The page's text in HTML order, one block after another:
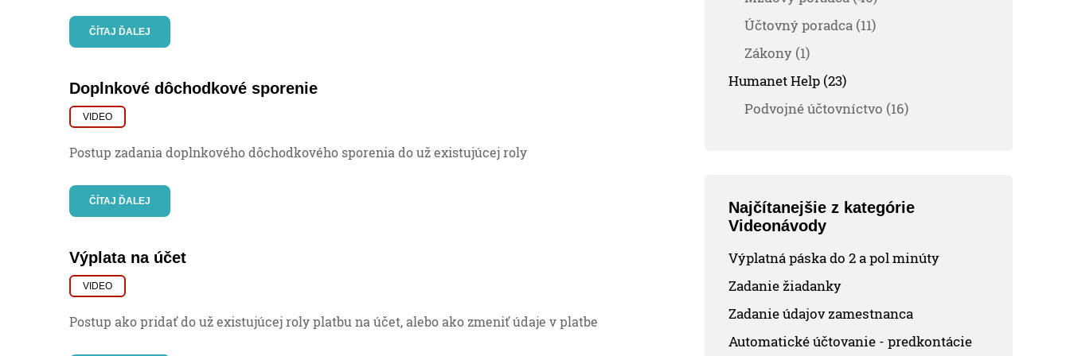
ČÍTAJ ĎALEJ
Doplnkové dôchodkové sporenie
VIDEO
Postup zadania doplnkového dôchodkového sporenia do už existujúcej roly
ČÍTAJ ĎALEJ
Výplata na účet
VIDEO
Postup ako pridať do už existujúcej roly platbu na účet, alebo ako zmeniť údaje v platbe
Účtovný poradca (11)
Zákony (1)
Humanet Help (23)
Podvojné účtovníctvo (16)
Najčítanejšie z kategórie
Videonávody
Výplatná páska do 2 a pol minúty
Zadanie žiadanky
Zadanie údajov zamestnanca
Automatické účtovanie - predkontácie